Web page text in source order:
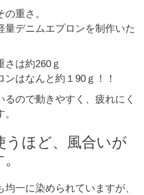
重さ。
量デニムエプロンを制作いた
さは約260ｇ
はなんと約１90ｇ！！
ので動きやすく、疲れにく
うほど、風合いが
一に染められていますが、